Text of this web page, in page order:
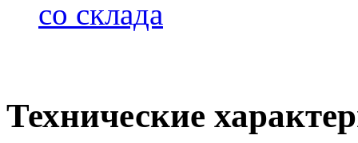
со склада
Технические